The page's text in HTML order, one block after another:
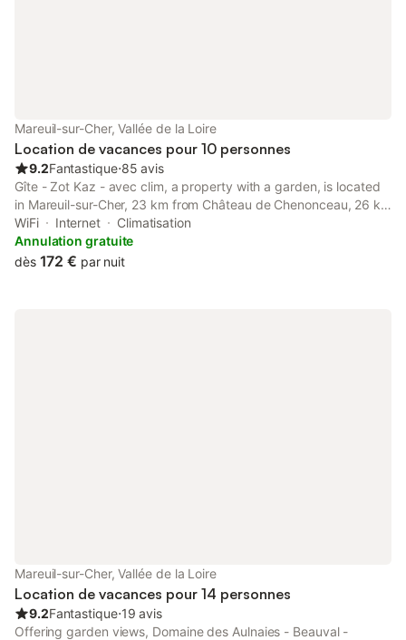
Mareuil-sur-Cher, Vallée de la Loire
Location de vacances pour 10 personnes
9.2Fantastique⋅85 avis
Gîte - Zot Kaz - avec clim, a property with a garden, is located
in Mareuil-sur-Cher, 23 km from Château de Chenonceau, 26 km
from Chateau de Valencay, as well as 29 km from Chateau de
Chaumont sur Loire. The air-conditioned accommodation is 8.
WiFi Internet
Climatisation
Annulation gratuite
dès 172 € par nuit
Mareuil-sur-Cher, Vallée de la Loire
Location de vacances pour 14 personnes
9.2Fantastique⋅19 avis
Offering garden views, Domaine des Aulnaies - Beauval -